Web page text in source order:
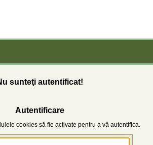
sunteţi autentificat!
Autentificare
cookies să fie activate pentru a vă autentifica.